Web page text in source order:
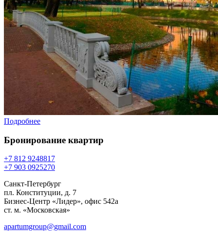
Подробнее
Бронирование квартир
+7 812 9248817
+7 903 0925270
Санкт-Петербург
пл. Конституции, д. 7
Бизнес-Центр «Лидер», офис 542a
ст. м. «Московская»
apartumgroup@gmail.com